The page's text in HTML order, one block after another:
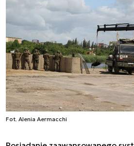
Fot. Alenia Aermacchi